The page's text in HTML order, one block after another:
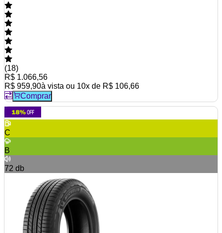
(18)
R$ 1.066,56
R$ 959,90à vista ou 10x de R$ 106,66
Comprar
C
B
72 db